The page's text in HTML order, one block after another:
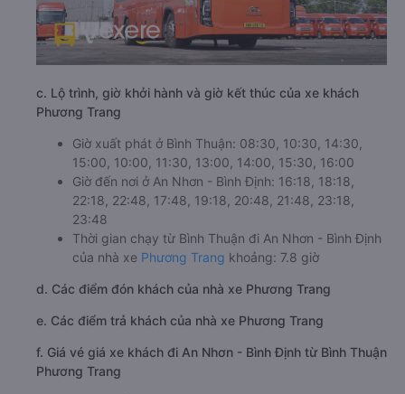
c. Lộ trình, giờ khởi hành và giờ kết thúc của xe khách
Phương Trang
Giờ xuất phát ở Bình Thuận: 08:30, 10:30, 14:30,
15:00, 10:00, 11:30, 13:00, 14:00, 15:30, 16:00
Giờ đến nơi ở An Nhơn - Bình Định: 16:18, 18:18,
22:18, 22:48, 17:48, 19:18, 20:48, 21:48, 23:18,
23:48
Thời gian chạy từ Bình Thuận đi An Nhơn - Bình Định
của nhà xe Phương Trang khoảng: 7.8 giờ
d. Các điểm đón khách của nhà xe Phương Trang
e. Các điểm trả khách của nhà xe Phương Trang
f. Giá vé giá xe khách đi An Nhơn - Bình Định từ Bình Thuận
Phương Trang